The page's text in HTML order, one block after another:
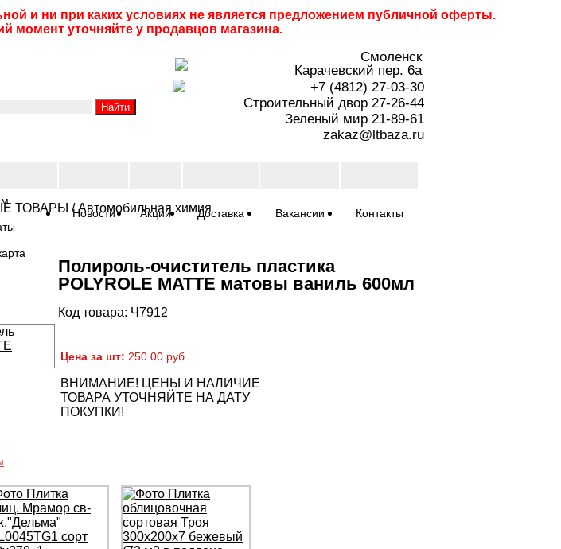
и ни при каких условиях не является предложением публичной оферты.
момент уточняйте у продавцов магазина.
Смоленск
Карачевский пер. 6a
+7 (4812) 27-03-30
Строительный двор 27-26-44
Зеленый мир 21-89-61
zakaz@ltbaza.ru
Новости Акции Доставка Вакансии Контакты
ТОВАРЫ /Автомобильная химия
Полироль-очиститель пластика
POLYROLE MATTE матовы ваниль 600мл
Код товара: Ч7912
Цена за шт: 250.00 руб.
ВНИМАНИЕ! ЦЕНЫ И НАЛИЧИЕ
ТОВАРА УТОЧНЯЙТЕ НА ДАТУ
ПОКУПКИ!